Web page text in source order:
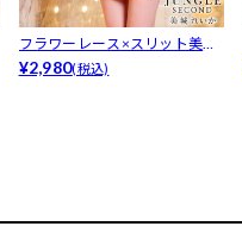
フラワーレース×スリット美脚
魅せで色気...
¥2,980(税込)